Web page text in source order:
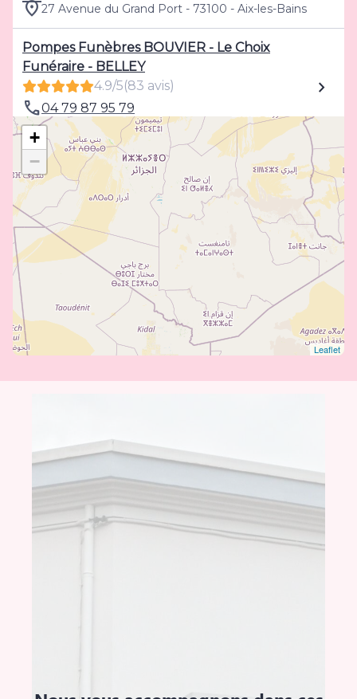
27 Avenue du Grand Port - 73100 - Aix-les-Bains
Pompes Funèbres BOUVIER - Le Choix
Funéraire - BELLEY
4.9/5(83 avis)
04 79 87 95 79
ZI de Coron/ ZAC Rivoire - 01300 - Belley
+
−
Leaflet